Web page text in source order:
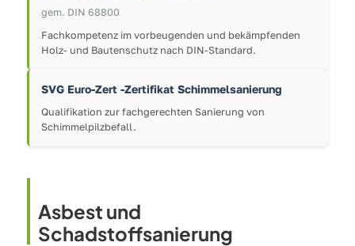
gem. DIN 68800
Fachkompetenz im vorbeugenden und bekämpfenden
Holz- und Bautenschutz nach DIN-Standard.
SVG Euro-Zert -Zertifikat Schimmelsanierung
Qualifikation zur fachgerechten Sanierung von
Schimmelpilzbefall.
Asbest und
Schadstoffsanierung